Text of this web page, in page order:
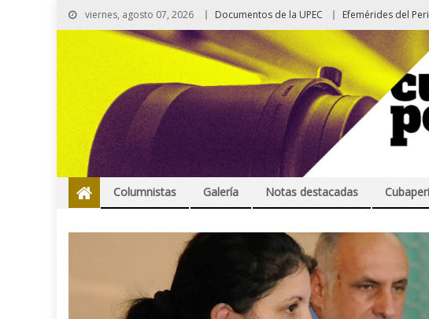
viernes, agosto 07, 2026 Documentos de la UPEC Efemérides del
Columnistas Galería Notas destacadas